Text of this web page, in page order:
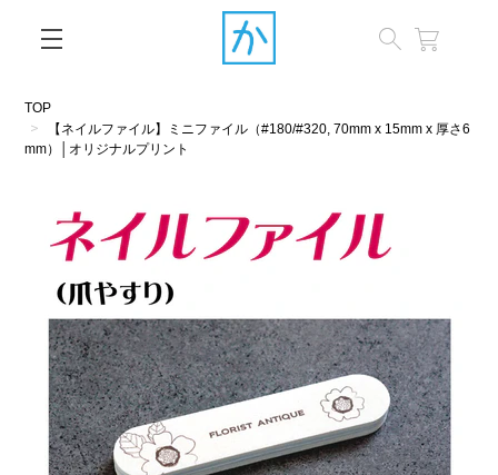
TOP
【ネイルファイル】ミニファイル（#180/#320, 70mm x 15mm x 厚さ6
mm）│オリジナルプリント